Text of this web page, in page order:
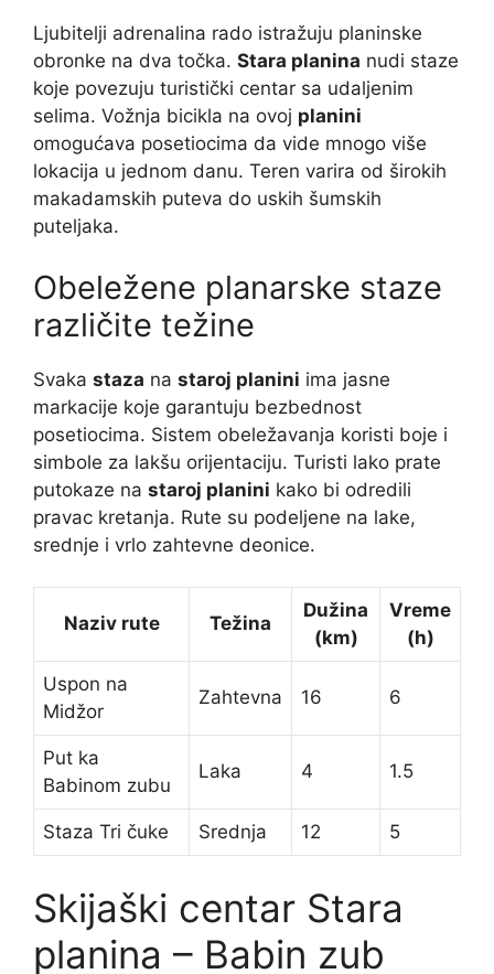
Ljubitelji adrenalina rado istražuju planinske
obronke na dva točka. Stara planina nudi staze
koje povezuju turistički centar sa udaljenim
selima. Vožnja bicikla na ovoj planini
omogućava posetiocima da vide mnogo više
lokacija u jednom danu. Teren varira od širokih
makadamskih puteva do uskih šumskih
puteljaka.
Obeležene planarske staze
različite težine
Svaka staza na staroj planini ima jasne
markacije koje garantuju bezbednost
posetiocima. Sistem obeležavanja koristi boje i
simbole za lakšu orijentaciju. Turisti lako prate
putokaze na staroj planini kako bi odredili
pravac kretanja. Rute su podeljene na lake,
srednje i vrlo zahtevne deonice.
Naziv rute Težina
Dužina
(km)
Vreme
(h)
Uspon na
Midžor
Zahtevna 16 6
Put ka
Babinom zubu
Laka 4 1.5
Staza Tri čuke Srednja 12 5
Skijaški centar Stara
planina – Babin zub